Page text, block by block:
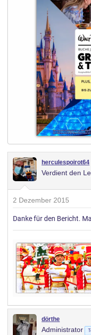
herculespoirot64
Verdient den
2 Dezember 2015
Danke für den Bericht.
dörthe
Administrator